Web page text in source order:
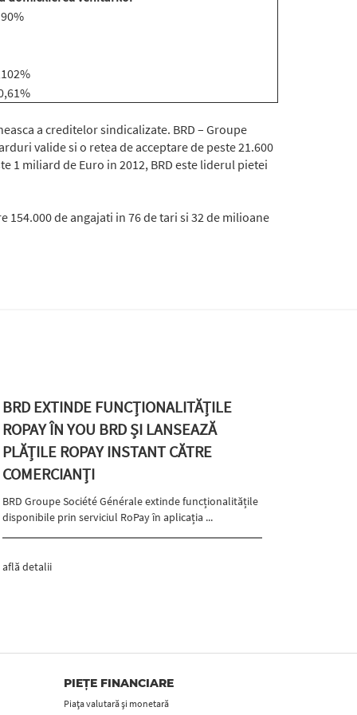
a creditelor sindicalizate. BRD – Groupe
valide si o retea de acceptare de peste 21.600
1 miliard de Euro in 2012, BRD este liderul pietei
de angajati in 76 de tari si 32 de milioane
BRD EXTINDE FUNCȚIONALITĂȚILE
ROPAY ÎN YOU BRD ȘI LANSEAZĂ
PLĂȚILE ROPAY INSTANT CĂTRE
COMERCIANȚI
BRD Groupe Société Générale extinde funcționalitățile
disponibile prin serviciul RoPay în aplicația ...
află detalii
PIEȚE FINANCIARE
Piața valutară și monetară